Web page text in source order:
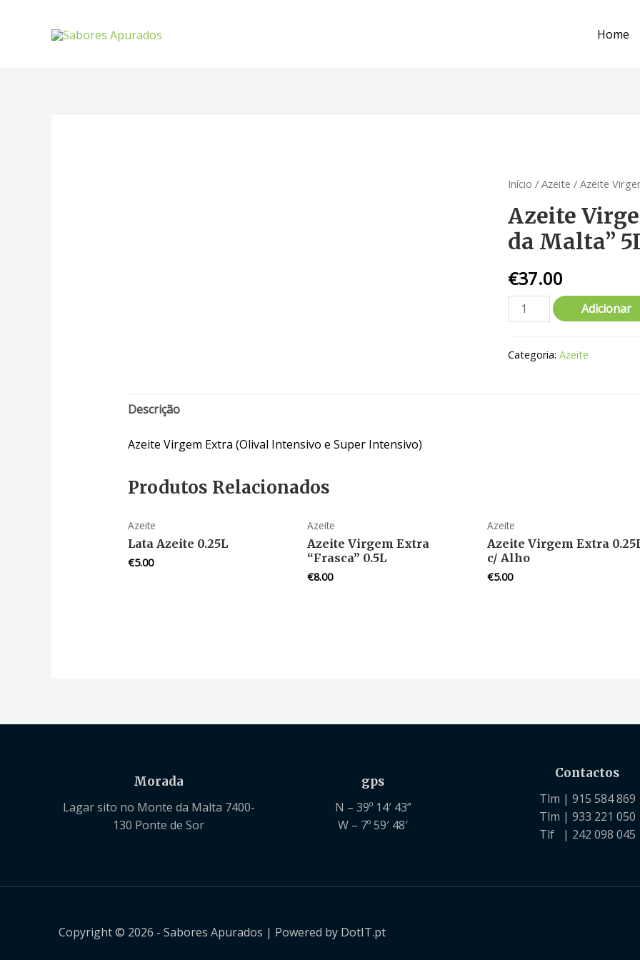
Home
Início /Azeite / Azeite
Azeite
da Malta”
€37.00
Adicionar
Categoria:Azeite
Descrição
Azeite Virgem Extra (Olival Intensivo e Super Intensivo)
Produtos Relacionados
Azeite
Lata Azeite 0.25L
€5.00
Azeite
Azeite Virgem Extra
“Frasca” 0.5L
€8.00
Azeite
Azeite Virgem Extra
c/ Alho
€5.00
Morada
Lagar sito no Monte da Malta 7400-
130 Ponte de Sor
gps
N – 39º 14′ 43”
W – 7º 59′ 48′
Contactos
Tlm | 915 584 869
Tlm | 933 221 050
Tlf | 242 098 045
Copyright © 2026 - Sabores Apurados | Powered by DotIT.pt